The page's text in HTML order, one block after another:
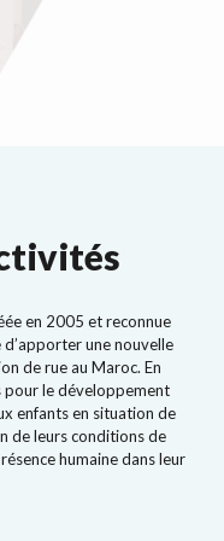
en 2005 et reconnue
une nouvelle
de rue au Maroc. En
pour le développement
enfants en situation de
de leurs conditions de
humaine dans leur